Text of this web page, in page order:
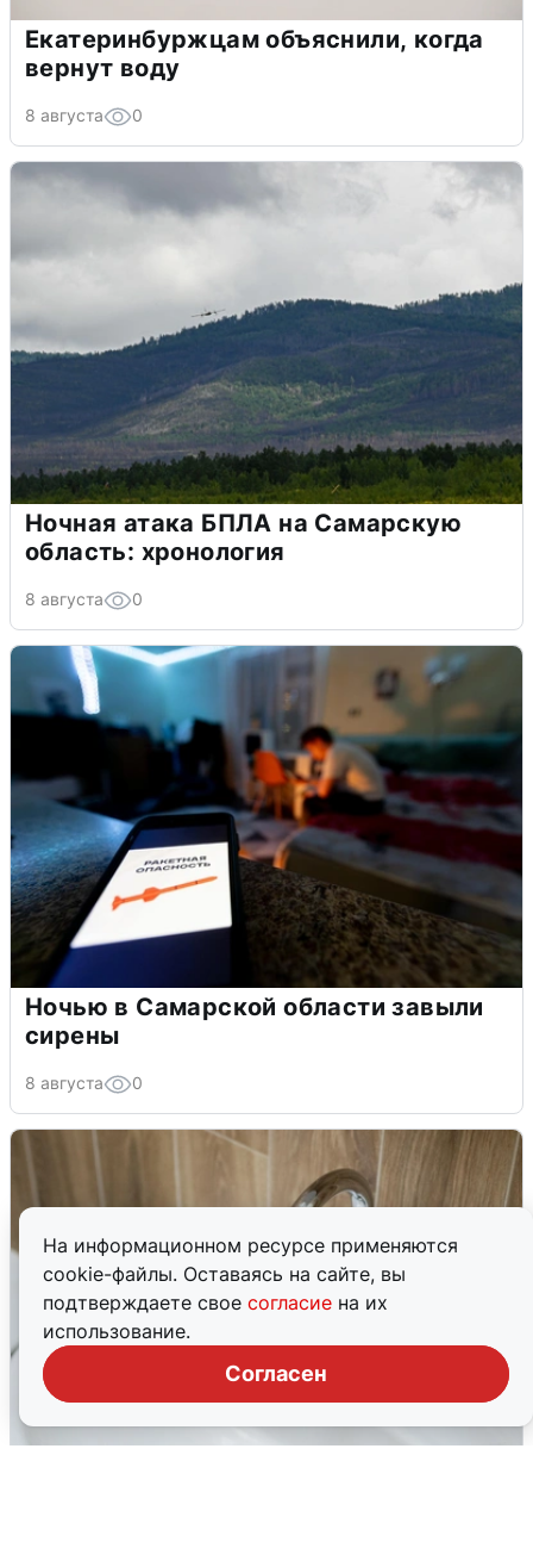
На информационном ресурсе применяются
cookie-файлы. Оставаясь на сайте, вы
подтверждаете свое согласие на их
использование.
Согласен
Екатеринбуржцам объяснили, когда
вернут воду
8 августа 0
Ночная атака БПЛА на Самарскую
область: хронология
8 августа 0
Ночью в Самарской области завыли
сирены
8 августа 0